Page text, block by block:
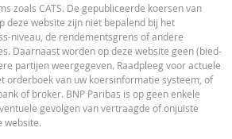
ACTUELE
WAARDEN
BEREKENDE
WAARDEN
7.722,640
-
6.139,1819
-
6.200,5737
(NL)
PDF
DOCUMENTEN
zoals CATS. De gepubliceerde koersen van
deze website zijn niet bepalend bij het
niveau, de rendementsgrens of andere
Daarnaast worden op deze website geen (bied-
partijen weergegeven. Raadpleeg voor actuele
orderboek van uw koersinformatie systeem, of
of broker. BNP Paribas is op geen enkele
gevolgen van vertraagde of onjuiste
website.